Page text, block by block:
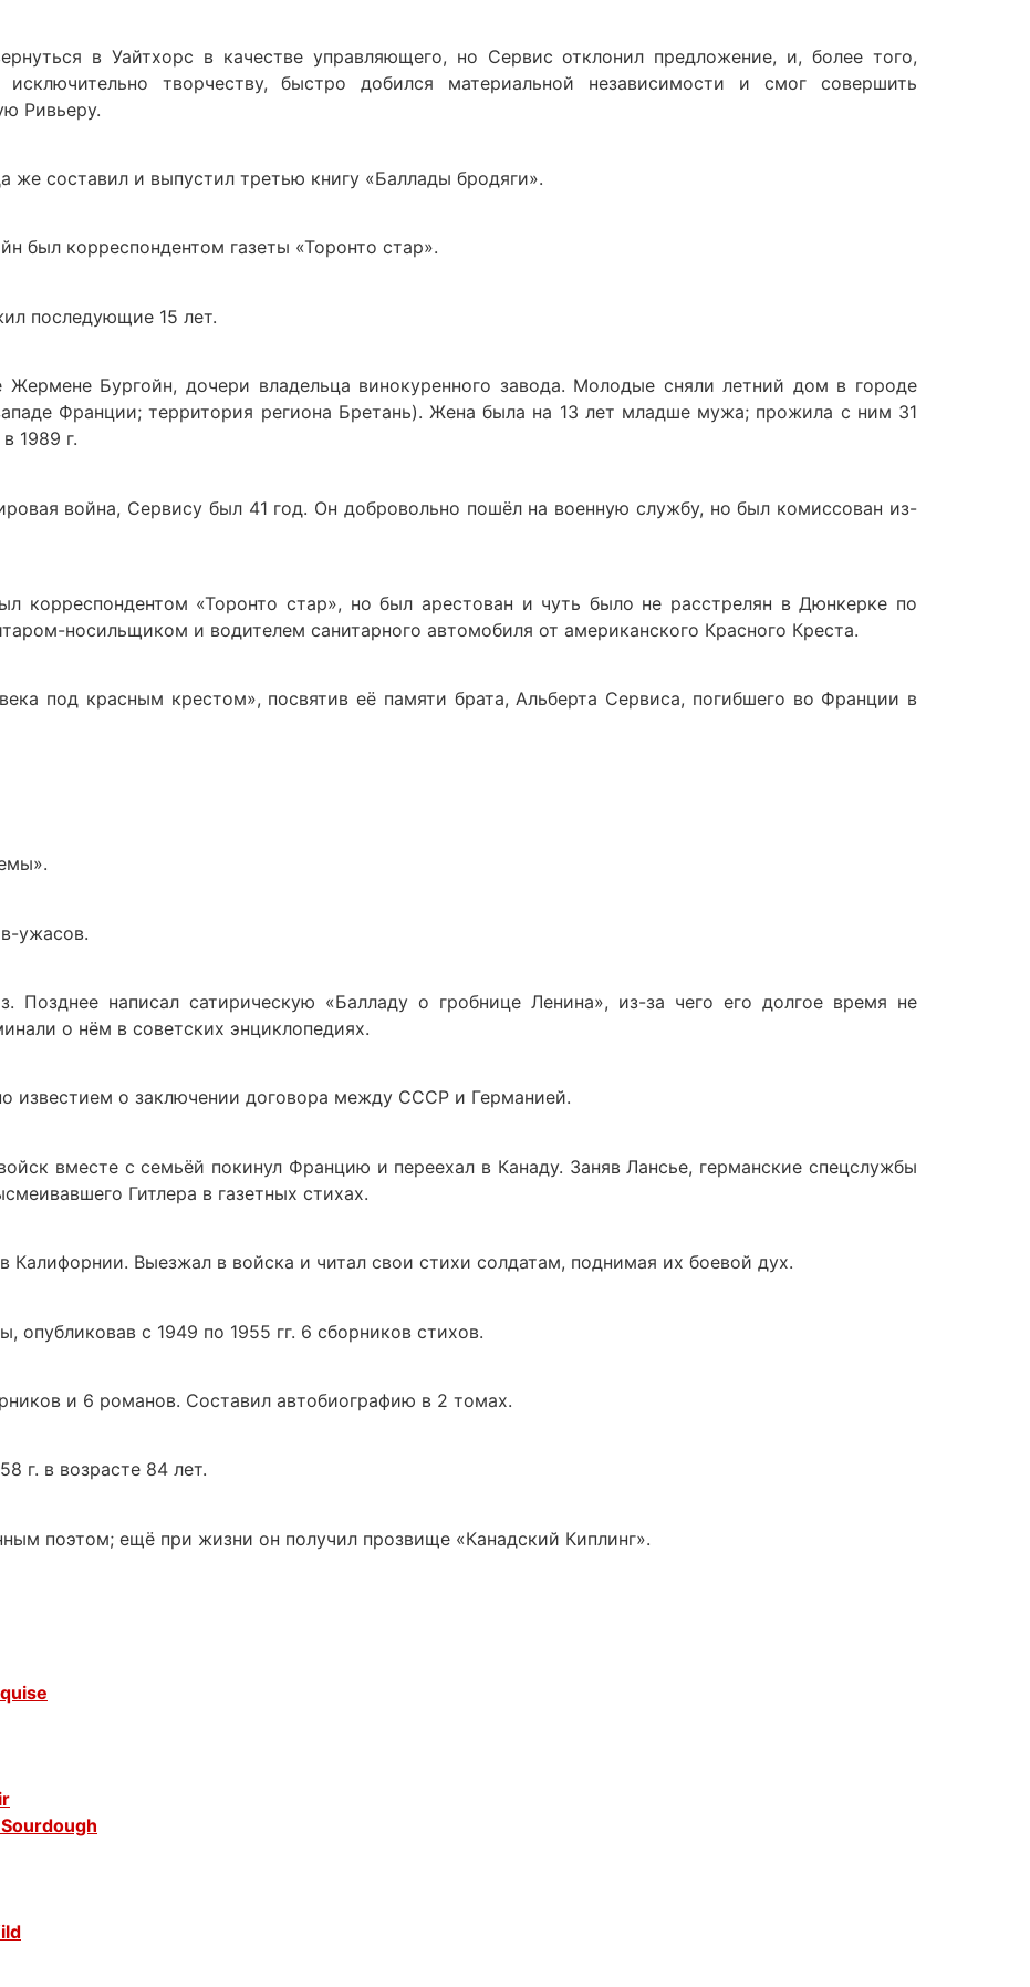
в Уайтхорс в качестве управляющего, но Сервис отклонил предложение, и, более того,
творчеству, быстро добился материальной независимости и смог совершить
Ривьеру.
же составил и выпустил третью книгу «Баллады бродяги».
был корреспондентом газеты «Торонто стар».
последующие 15 лет.
Бургойн, дочери владельца винокуренного завода. Молодые сняли летний дом в городе
Франции; территория региона Бретань). Жена была на 13 лет младше мужа; прожила с ним 31
1989 г.
война, Сервису был 41 год. Он добровольно пошёл на военную службу, но был комиссован из-
корреспондентом «Торонто стар», но был арестован и чуть было не расстрелян в Дюнкерке по
носильщиком и водителем санитарного автомобиля от американского Красного Креста.
под красным крестом», посвятив её памяти брата, Альберта Сервиса, погибшего во Франции в
ужасов.
Позднее написал сатирическую «Балладу о гробнице Ленина», из-за чего его долгое время не
о нём в советских энциклопедиях.
известием о заключении договора между СССР и Германией.
вместе с семьёй покинул Францию и переехал в Канаду. Заняв Лансье, германские спецслужбы
Гитлера в газетных стихах.
Выезжал в войска и читал свои стихи солдатам, поднимая их боевой дух.
опубликовав с 1949 по 1955 гг. 6 сборников стихов.
и 6 романов. Составил автобиографию в 2 томах.
г. в возрасте 84 лет.
поэтом; ещё при жизни он получил прозвище «Канадский Киплинг».